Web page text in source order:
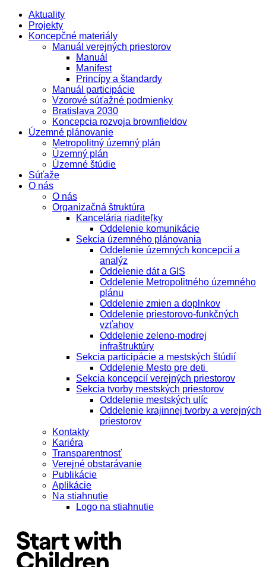
Aktuality
Projekty
Koncepčné materiály
Manuál verejných priestorov
Manuál
Manifest
Princípy a štandardy
Manuál participácie
Vzorové súťažné podmienky
Bratislava 2030
Koncepcia rozvoja brownfieldov
Územné plánovanie
Metropolitný územný plán
Územný plán
Územné štúdie
Súťaže
O nás
O nás
Organizačná štruktúra
Kancelária riaditeľky
Oddelenie komunikácie
Sekcia územného plánovania
Oddelenie územných koncepcií a
analýz
Oddelenie dát a GIS
Oddelenie Metropolitného územného
plánu
Oddelenie zmien a doplnkov
Oddelenie priestorovo-funkčných
vzťahov
Oddelenie zeleno-modrej
infraštruktúry
Sekcia participácie a mestských štúdií
Oddelenie Mesto pre deti
Sekcia koncepcií verejných priestorov
Sekcia tvorby mestských priestorov
Oddelenie mestských ulíc
Oddelenie krajinnej tvorby a verejných
priestorov
Kontakty
Kariéra
Transparentnosť
Verejné obstarávanie
Publikácie
Aplikácie
Na stiahnutie
Logo na stiahnutie